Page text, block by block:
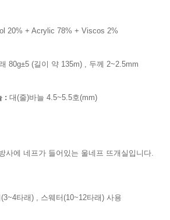
20% + Acrylic 78% + Viscos 2%
80g±5 (길이 약 135m) , 두께 2~2.5mm
: 대(줄)바늘 4.5~5.5호(mm)
사에 네프가 들어있는 울네프 뜨개실입니다.
타래) , 스웨터(10~12타래) 사용